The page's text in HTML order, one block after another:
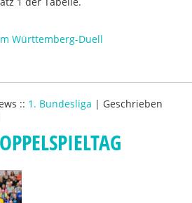
Württemberg-Duell
:: 1. Bundesliga | Geschrieben